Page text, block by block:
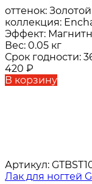
оттенок: Золотой
коллекция:
Эффект:
Вес: 0.05 кг
Срок годности:
420 ₽
В корзину
Артикул:
Лак для ногтей